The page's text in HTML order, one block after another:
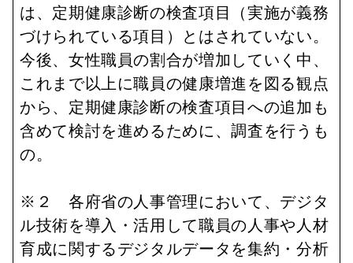
は、定期健康診断の検査項目（実施が義務
づけられている項目）とはされていない。
今後、女性職員の割合が増加していく中、
これまで以上に職員の健康増進を図る観点
から、定期健康診断の検査項目への追加も
含めて検討を進めるために、調査を行うも
の。
※２ 各府省の人事管理において、デジタ
ル技術を導入・活用して職員の人事や人材
育成に関するデジタルデータを集約・分析